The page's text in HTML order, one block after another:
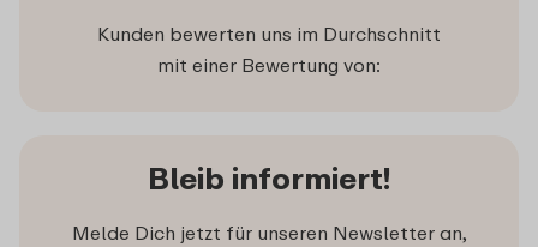
Kunden bewerten uns im Durchschnitt
mit einer Bewertung von:
Bleib informiert!
Melde Dich jetzt für unseren Newsletter an,